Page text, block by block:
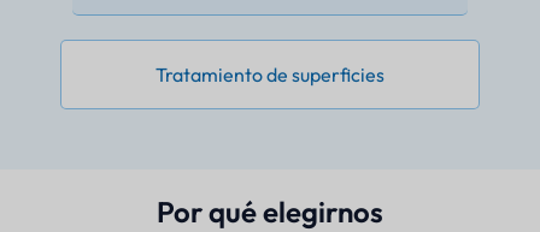
Tratamiento de superficies
Por qué elegirnos